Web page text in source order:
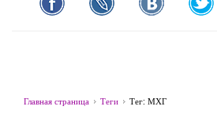
Главная страница Теги Тег: МХГ